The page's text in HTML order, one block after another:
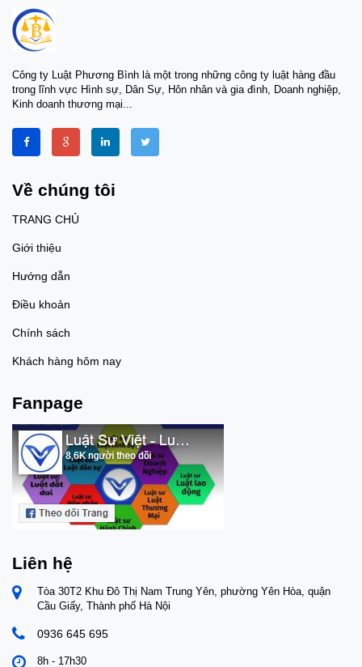
Công ty Luật Phương Bình là một trong những công ty luật hàng đầu
trong lĩnh vực Hình sự, Dân Sự, Hôn nhân và gia đình, Doanh nghiệp,
Kinh doanh thương mại...
Về chúng tôi
TRANG CHỦ
Giới thiệu
Hướng dẫn
Điều khoản
Chính sách
Khách hàng hôm nay
Fanpage
Liên hệ
Tòa 30T2 Khu Đô Thị Nam Trung Yên, phường Yên Hòa, quận
Cầu Giấy, Thành phố Hà Nội
0936 645 695
8h - 17h30